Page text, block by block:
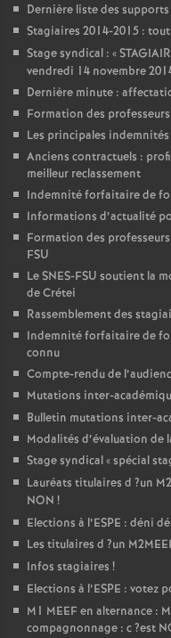
Dernière liste des
Stagiaires 2014-2015 :
Stage syndical : «
vendredi 14 novembre
Dernière minute :
Formation des
Les principales indemnités
Anciens contractuels :
meilleur reclassement
Indemnité forfaitaire de
Informations d’actualité
Formation des
FSU
LeSNES-FSU soutient la
de Crétei
Rassemblement des
Indemnité forfaitaire de
connu
Compte-rendu de
Mutations inter-
Bulletin mutations inter-
Modalités d’évaluation de
Stage syndical «spécial
Lauréats titulaires d ?un
NON !
Elections à l’ESPE : déni
Les titulaires d ?un
Infos stagiaires !
Elections à l’ESPE : votez
M1 MEEFen alternance :
compagnonnage : c?est